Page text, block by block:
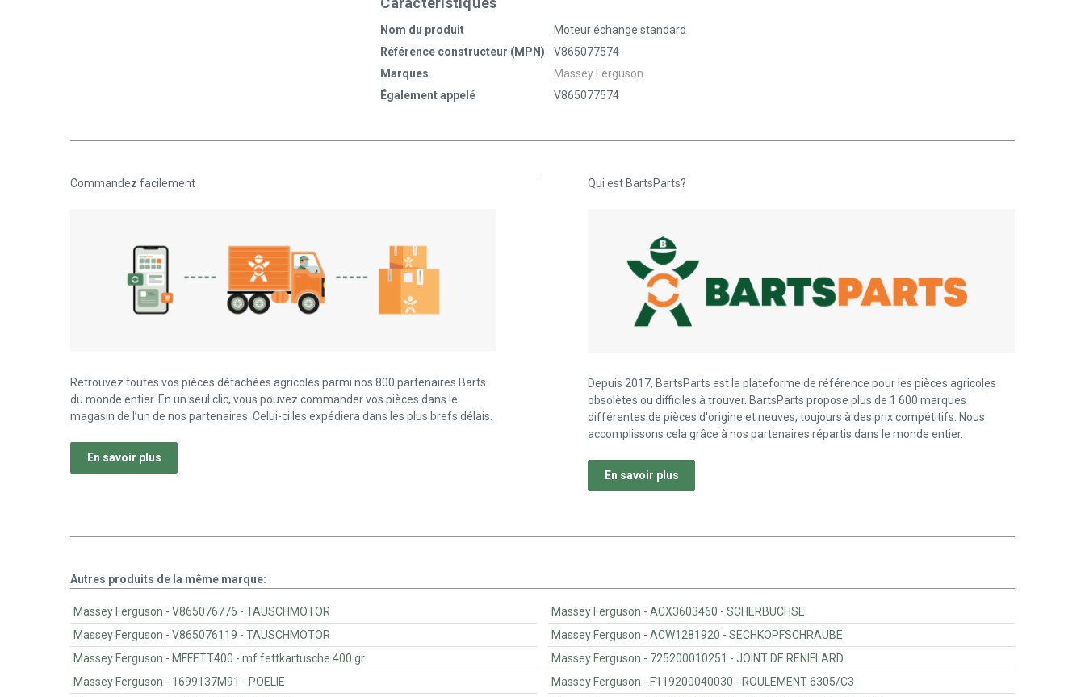
Nom du produit
Moteur échange standard
Référence constructeur (MPN)
V865077574
Marques
Massey Ferguson
Également appelé
V865077574
Commandez facilement
Retrouvez toutes vos pièces détachées agricoles parmi nos 800 partenaires Barts
du monde entier. En un seul clic, vous pouvez commander vos pièces dans le
magasin de l’un de nos partenaires. Celui-ci les expédiera dans les plus brefs délais.
En savoir plus
Qui est BartsParts?
Depuis 2017, BartsParts est la plateforme de référence pour les pièces agricoles
obsolètes ou difficiles à trouver. BartsParts propose plus de 1 600 marques
différentes de pièces d'origine et neuves, toujours à des prix compétitifs. Nous
accomplissons cela grâce à nos partenaires répartis dans le monde entier.
En savoir plus
Autres produits de la même marque:
Massey Ferguson - V865076776 - TAUSCHMOTOR
Massey Ferguson - V865076119 - TAUSCHMOTOR
Massey Ferguson - MFFETT400 - mf fettkartusche 400 gr.
Massey Ferguson - 1699137M91 - POELIE
Massey Ferguson - ACX3603460 - SCHERBUCHSE
Massey Ferguson - ACW1281920 - SECHKOPFSCHRAUBE
Massey Ferguson - 725200010251 - JOINT DE RENIFLARD
Massey Ferguson - F119200040030 - ROULEMENT 6305/C3